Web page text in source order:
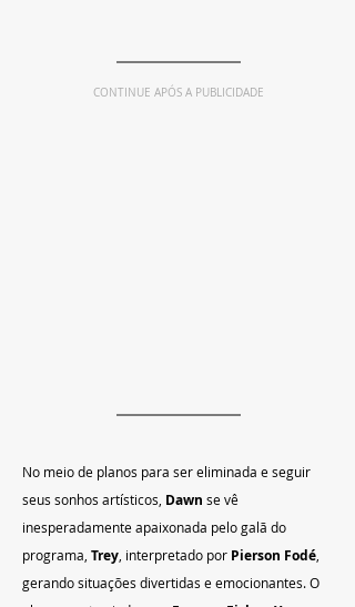
CONTINUE APÓS A PUBLICIDADE
No meio de planos para ser eliminada e seguir
seus sonhos artísticos, Dawn se vê
inesperadamente apaixonada pelo galã do
programa, Trey , interpretado por Pierson Fodé
gerando situações divertidas e emocionantes. O